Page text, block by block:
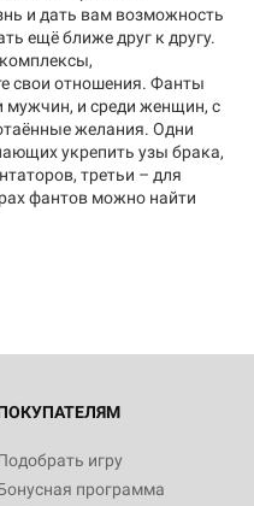
и дать вам возможность
ещё ближе друг к другу.
свои отношения. Фанты
мужчин, и среди женщин, с
желания. Одни
укрепить узы брака,
третьи – для
фантов можно найти
игру
программа